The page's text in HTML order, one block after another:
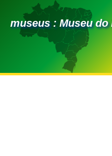
museus : Museu do